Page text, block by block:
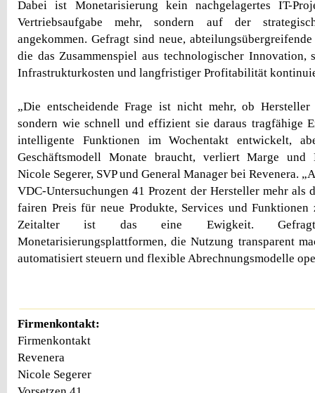
Dabei ist Monetarisierung kein nachgelagertes IT-
Vertriebsaufgabe mehr, sondern auf der
angekommen. Gefragt sind neue,
die das Zusammenspiel aus technologischer Innovation,
Infrastrukturkosten und langfristiger Profitabilität
„Die entscheidende Frage ist nicht mehr, ob
sondern wie schnell und effizient sie daraus tragfähige
intelligente Funktionen im Wochentakt entwickelt,
Geschäftsmodell Monate braucht, verliert Marge und
Nicole Segerer, SVP und General Manager bei Revenera.
VDC-Untersuchungen 41 Prozent der Hersteller mehr als
fairen Preis für neue Produkte, Services und
Zeitalter ist das eine Ewigkeit.
Monetarisierungsplattformen, die Nutzung transparent
automatisiert steuern und flexible Abrechnungsmodelle
Firmenkontakt:
Firmenkontakt
Revenera
Nicole Segerer